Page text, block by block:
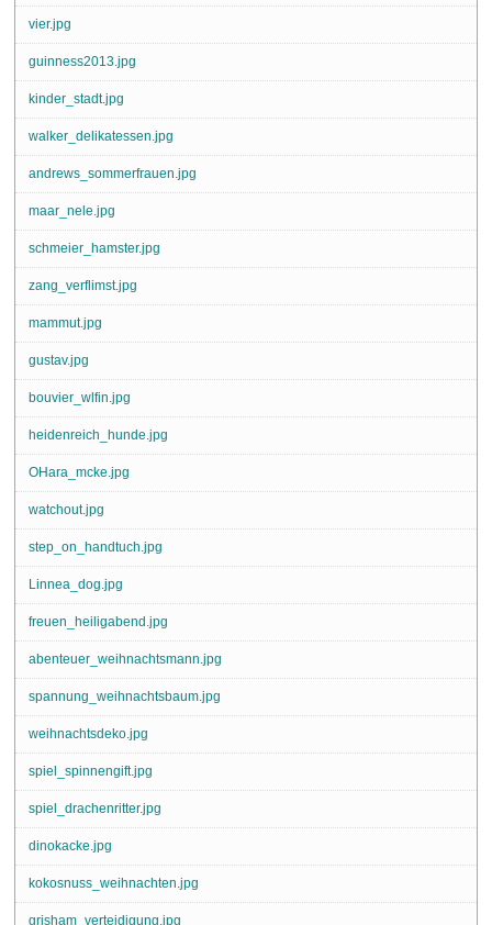
vier.jpg
guinness2013.jpg
kinder_stadt.jpg
walker_delikatessen.jpg
andrews_sommerfrauen.jpg
maar_nele.jpg
schmeier_hamster.jpg
zang_verflimst.jpg
mammut.jpg
gustav.jpg
bouvier_wlfin.jpg
heidenreich_hunde.jpg
OHara_mcke.jpg
watchout.jpg
step_on_handtuch.jpg
Linnea_dog.jpg
freuen_heiligabend.jpg
abenteuer_weihnachtsmann.jpg
spannung_weihnachtsbaum.jpg
weihnachtsdeko.jpg
spiel_spinnengift.jpg
spiel_drachenritter.jpg
dinokacke.jpg
kokosnuss_weihnachten.jpg
grisham_verteidigung.jpg